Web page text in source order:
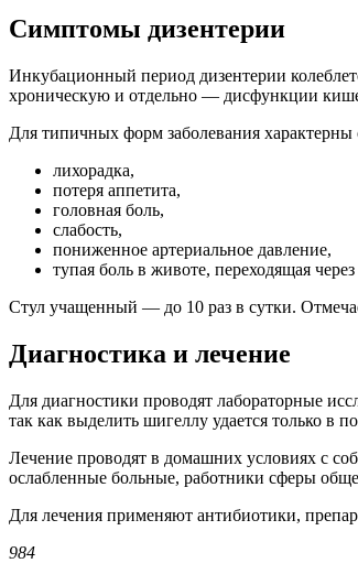
Симптомы дизентерии
Инкубационный период дизентерии
хроническую и отдельно — дисфункции
Для типичных форм заболевания
лихорадка,
потеря аппетита,
головная боль,
слабость,
пониженное артериальное давление,
тупая боль в животе, переходящая
Стул учащенный — до 10 раз в сутки.
Диагностика и лечение
Для диагностики проводят лабораторные
так как выделить шигеллу удается только в
Лечение проводят в домашних условиях с
ослабленные больные, работники сферы
Для лечения применяют антибиотики,
984